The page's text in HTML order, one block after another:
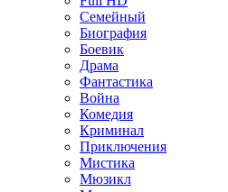
Семейный
Биография
Боевик
Драма
Фантастика
Война
Комедия
Криминал
Приключения
Мистика
Мюзикл